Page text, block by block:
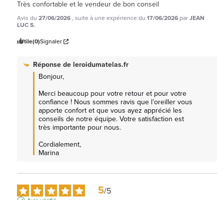
Très confortable et le vendeur de bon conseil
Avis du 27/06/2026, suite à une expérience du 17/06/2026 parJEAN
LUC S.
Utile(0)Signaler
Réponse deleroidumatelas.fr
Bonjour,
Merci beaucoup pour votre retour et pour votre
confiance ! Nous sommes ravis que l’oreiller vous
apporte confort et que vous ayez apprécié les
conseils de notre équipe. Votre satisfaction est
très importante pour nous.
Cordialement,
Marina
5/5